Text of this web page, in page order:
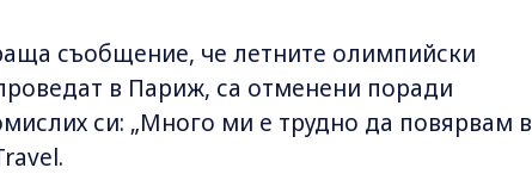
съобщение, че летните олимпийски
в Париж, са отменени поради
си: „Много ми е трудно да повярвам в